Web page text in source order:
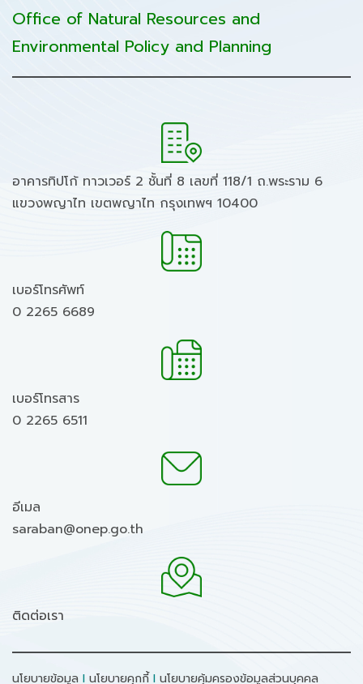
Office of Natural Resources and
Environmental Policy and Planning
อาคารทิปโก้ ทาวเวอร์ 2 ชั้นที่ 8 เลขที่ 118/1 ถ.พระราม 6
แขวงพญาไท เขตพญาไท กรุงเทพฯ 10400
เบอร์โทรศัพท์
0 2265 6689
เบอร์โทรสาร
0 2265 6511
อีเมล
saraban@onep.go.th
ติดต่อเรา
นโยบายข้อมูล I นโยบายคุกกี้I นโยบายคุ้มครองข้อมูลส่วนบุคคล